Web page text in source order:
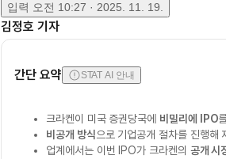
입력 오전 10:27 · 2025. 11. 19.
김정호 기자
간단 요약 STAT AI 안내
크라켄이 미국 증권당국에 비밀리에 IPO
비공개 방식으로 기업공개 절차를 진행해
업계에서는 이번 IPO가 크라켄의 공개 시